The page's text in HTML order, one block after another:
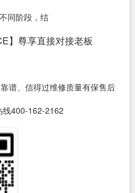
同阶段，结
】尊享直接对接老板
谱、信得过维修质量有保售后
线400-162-2162